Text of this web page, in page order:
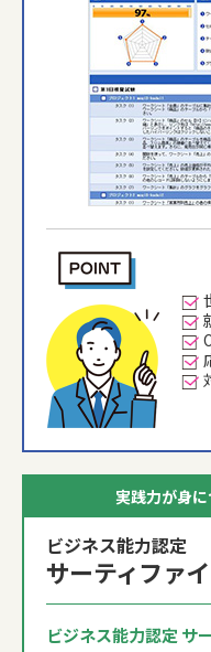
実践力が身
ビジネス能力認定
サーティファイ
ビジネス能力認定 サ